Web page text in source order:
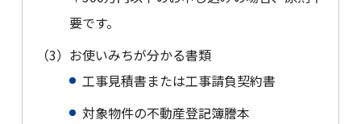
要です。
（3） お使いみちが分かる書類
工事見積書または工事請負契約書
対象物件の不動産登記簿謄本